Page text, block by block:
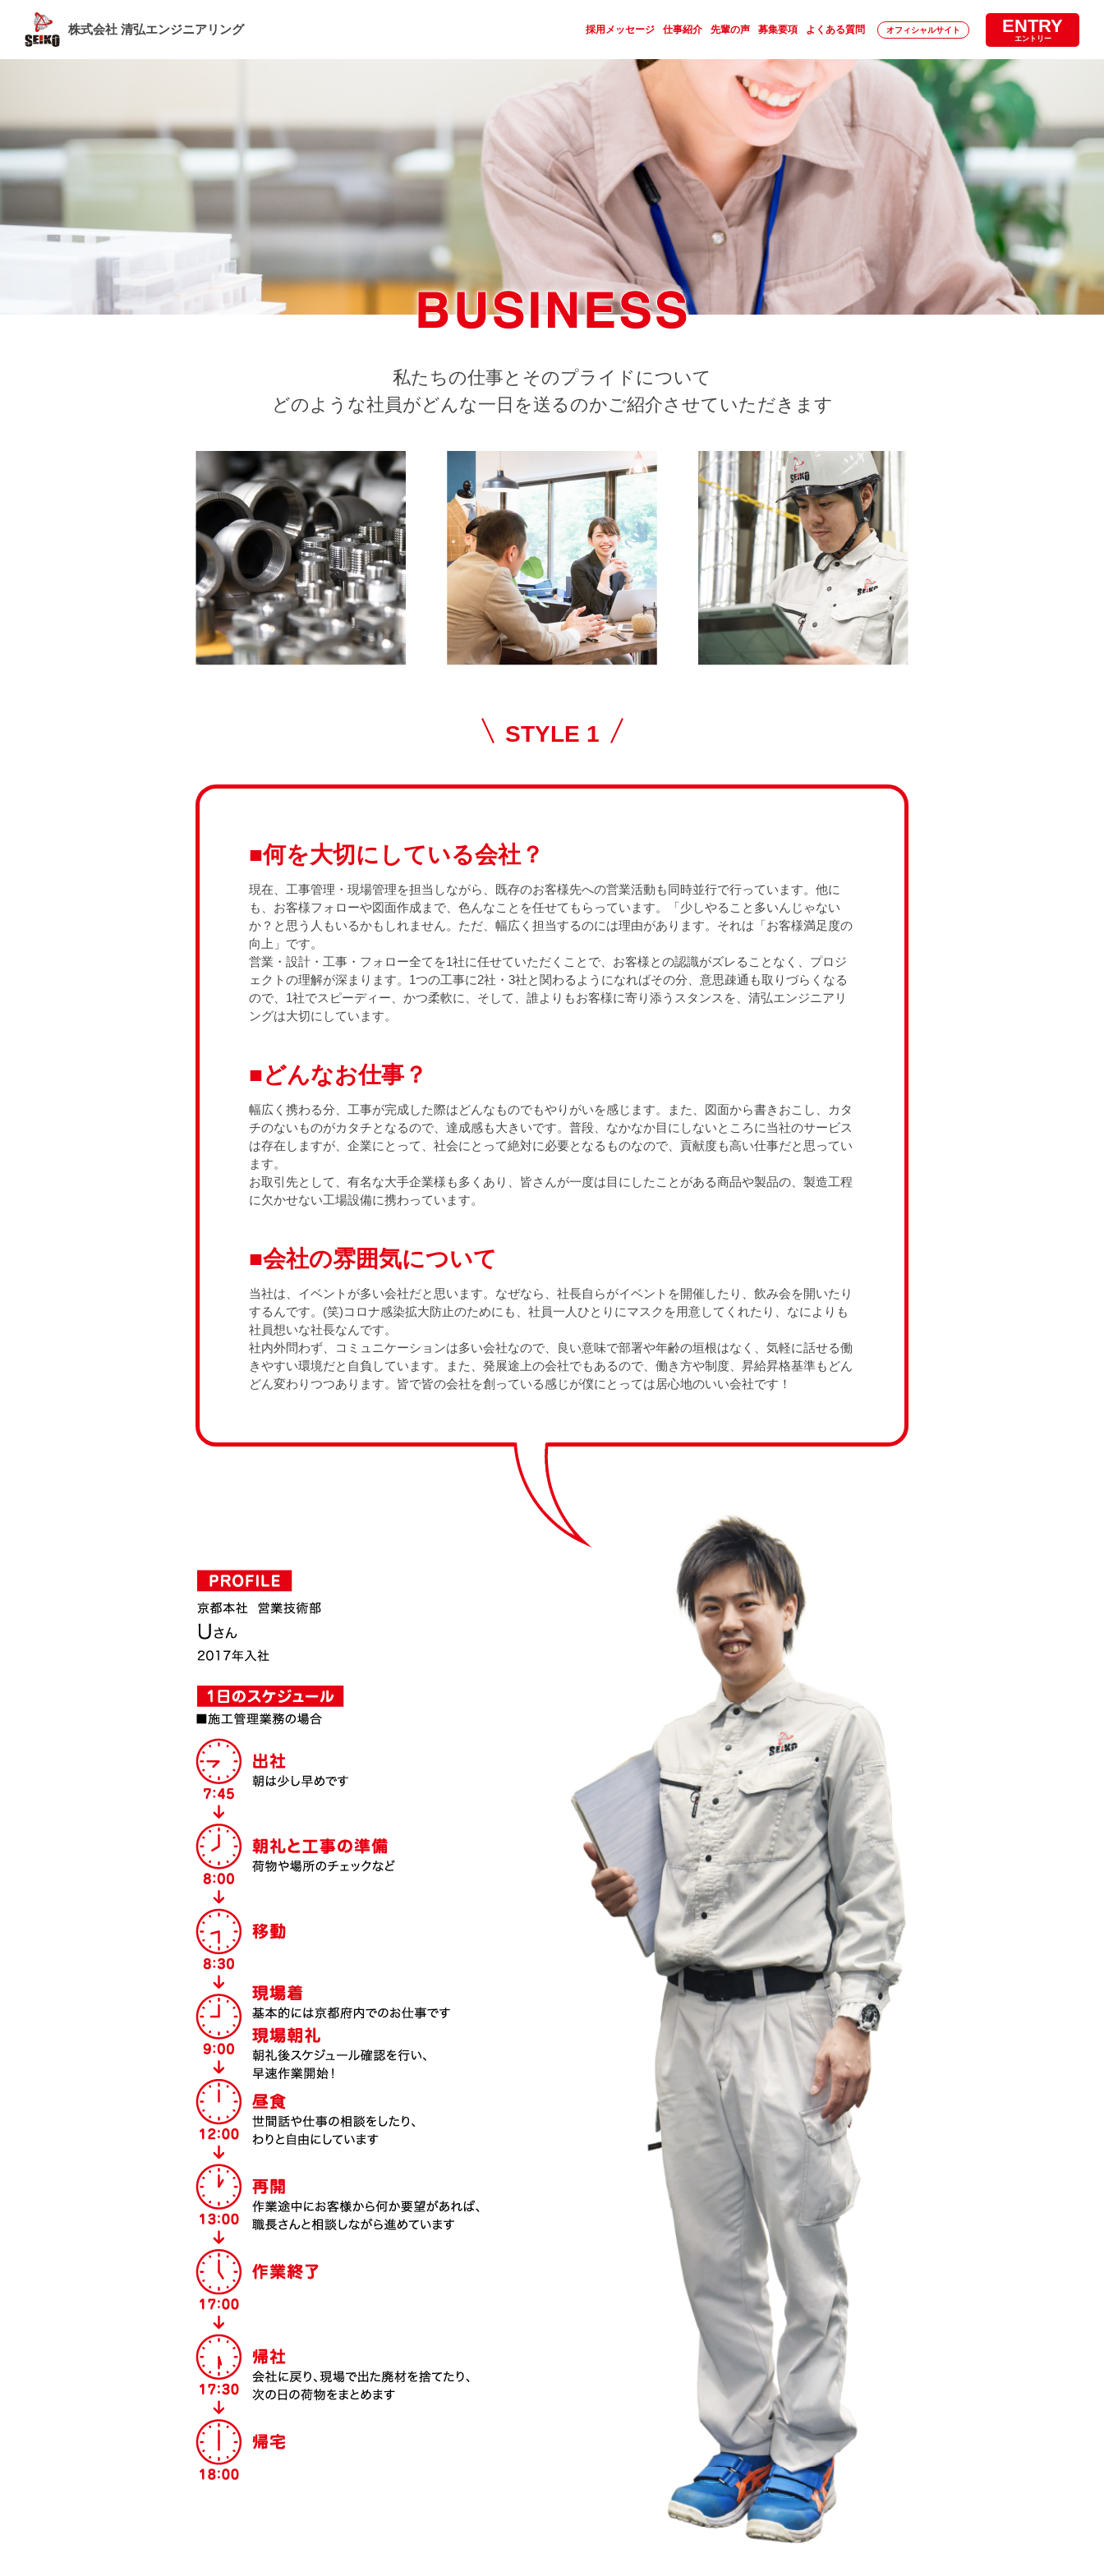
株式会社 清弘エンジニアリング 採用メッセージ 仕事紹介 先輩の声 募集要項 よくある質問 オフィシャルサイト ENTRY
エントリー
私たちの仕事とそのプライドについて
どのような社員がどんな一日を送るのかご紹介させていただきます
STYLE 1
■何を大切にしている会社？
現在、工事管理・現場管理を担当しながら、既存のお客様先への営業活動も同時並行で行っています。他に
も、お客様フォローや図面作成まで、色んなことを任せてもらっています。「少しやること多いんじゃない
か？と思う人もいるかもしれません。ただ、幅広く担当するのには理由があります。それは「お客様満足度の
向上」です。
営業・設計・工事・フォロー全てを1社に任せていただくことで、お客様との認識がズレることなく、プロジ
ェクトの理解が深まります。1つの工事に2社・3社と関わるようになればその分、意思疎通も取りづらくなる
ので、1社でスピーディー、かつ柔軟に、そして、誰よりもお客様に寄り添うスタンスを、清弘エンジニアリ
ングは大切にしています。
■どんなお仕事？
幅広く携わる分、工事が完成した際はどんなものでもやりがいを感じます。また、図面から書きおこし、カタ
チのないものがカタチとなるので、達成感も大きいです。普段、なかなか目にしないところに当社のサービス
は存在しますが、企業にとって、社会にとって絶対に必要となるものなので、貢献度も高い仕事だと思ってい
ます。
お取引先として、有名な大手企業様も多くあり、皆さんが一度は目にしたことがある商品や製品の、製造工程
に欠かせない工場設備に携わっています。
■会社の雰囲気について
当社は、イベントが多い会社だと思います。なぜなら、社長自らがイベントを開催したり、飲み会を開いたり
するんです。(笑)コロナ感染拡大防止のためにも、社員一人ひとりにマスクを用意してくれたり、なによりも
社員想いな社長なんです。
社内外問わず、コミュニケーションは多い会社なので、良い意味で部署や年齢の垣根はなく、気軽に話せる働
きやすい環境だと自負しています。また、発展途上の会社でもあるので、働き方や制度、昇給昇格基準もどん
どん変わりつつあります。皆で皆の会社を創っている感じが僕にとっては居心地のいい会社です！